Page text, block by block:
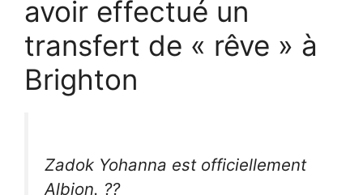
avoir effectué un
transfert de « rêve » à
Brighton
Zadok Yohanna est officiellement
Albion. ??